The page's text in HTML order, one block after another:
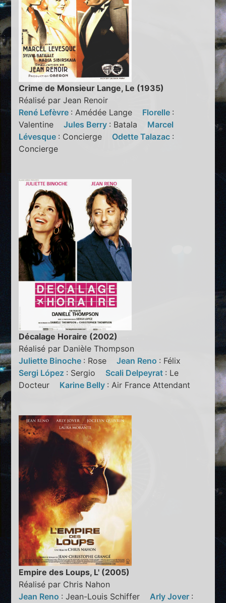
Crime de Monsieur Lange, Le (1935)
Réalisé par Jean Renoir
René Lefèvre : Amédée Lange Florelle :
ValentineJules Berry : Batala Marcel
Lévesque : Concierge Odette Talazac :
Concierge
Décalage Horaire (2002)
Réalisé par Danièle Thompson
Juliette Binoche : RoseJean Reno : Félix
Sergi López : Sergio Scali Delpeyrat : Le
Docteur Karine Belly : Air France Attendant
Empire des Loups, L' (2005)
Réalisé par Chris Nahon
Jean Reno : Jean-Louis SchifferArly Jover :